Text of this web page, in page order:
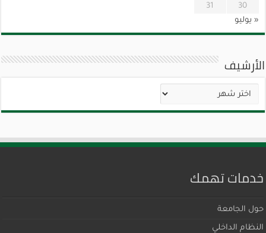
30
31
« يوليو
الأرشيف
الأرشيف
خدمات تهمك
حول الجامعة
النظام الداخلي